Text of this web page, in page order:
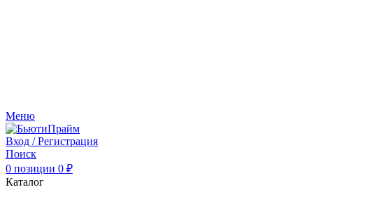
Меню
Вход / Регистрация
Поиск
0 позиции 0 ₽
Каталог